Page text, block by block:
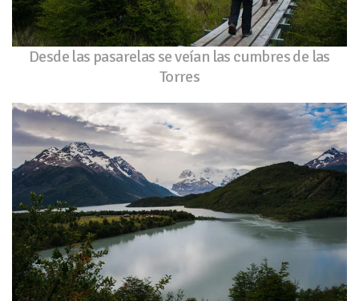
Desde las pasarelas se veían las cumbres de las
Torres